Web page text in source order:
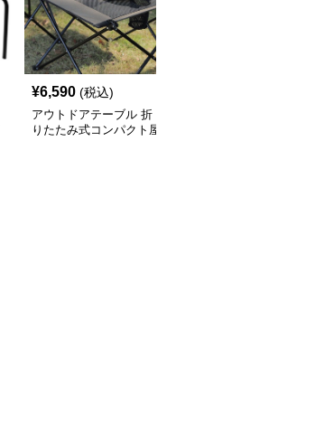
¥6,590 (税込)
アウトドアテーブル 折
りたたみ式コンパクト屋